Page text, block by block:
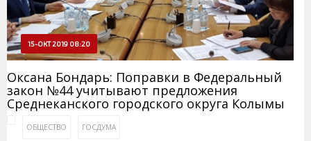
15-ОКТ 2019 08:20
Оксана Бондарь: Поправки в Федеральный
закон №44 учитывают предложения
Среднеканского городского округа Колымы
ОБЩЕСТВО ГОСДУМА